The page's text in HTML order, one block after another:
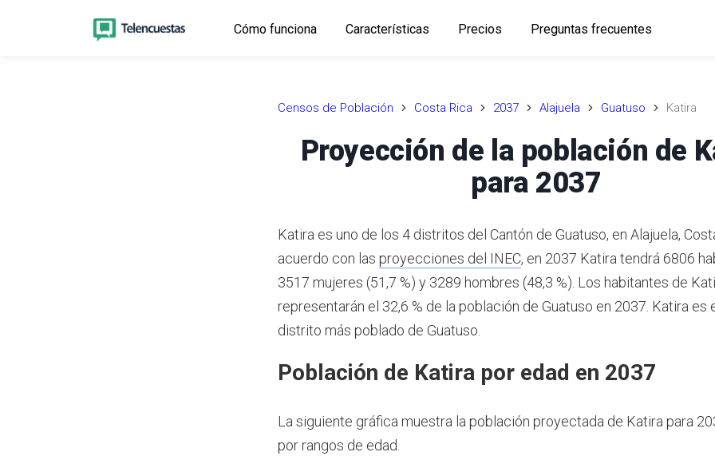
Cómo funciona Características Precios Preguntas frecuentes
Censos de Población Costa Rica 2037 Alajuela Guatuso Katira
Proyección de la población de
para 2037
Katira es uno de los 4 distritos del Cantón de Guatuso, en Alajuela,
acuerdo con las proyecciones del INEC, en 2037 Katira tendrá 6806
3517 mujeres (51,7 %) y 3289 hombres (48,3 %). Los habitantes de
representarán el 32,6 % de la población de Guatuso en 2037. Katira es
distrito más poblado de Guatuso.
Población de Katira por edad en 2037
La siguiente gráfica muestra la población proyectada de Katira para
por rangos de edad.